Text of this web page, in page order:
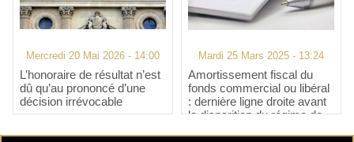
Mercredi 20 Mai 2026 - 14:00
L’honoraire de résultat n’est
dû qu’au prononcé d’une
décision irrévocable
Mardi 25 Mars 2025 - 13:24
Amortissement fiscal du
fonds commercial ou libéral
: dernière ligne droite avant
la disparition du régime de